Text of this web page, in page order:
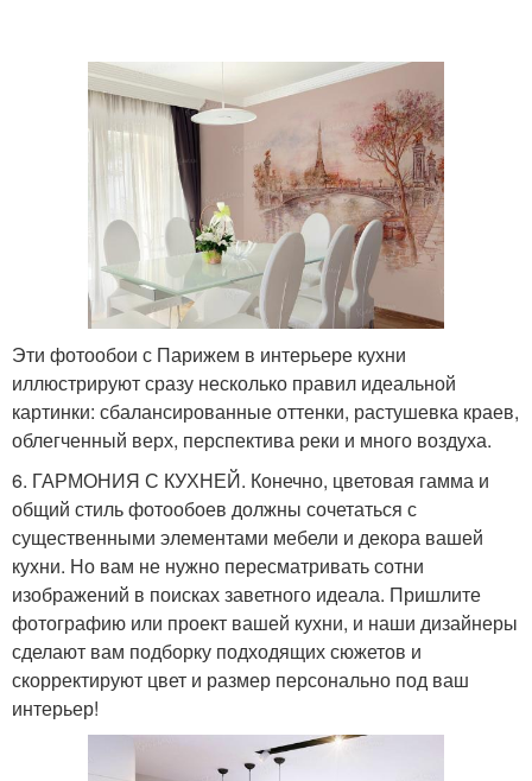
Эти фотообои с Парижем в интерьере кухни
иллюстрируют сразу несколько правил идеальной
картинки: сбалансированные оттенки, растушевка краев,
облегченный верх, перспектива реки и много воздуха.
6. ГАРМОНИЯ С КУХНЕЙ. Конечно, цветовая гамма и
общий стиль фотообоев должны сочетаться с
существенными элементами мебели и декора вашей
кухни. Но вам не нужно пересматривать сотни
изображений в поисках заветного идеала. Пришлите
фотографию или проект вашей кухни, и наши дизайнеры
сделают вам подборку подходящих сюжетов и
скорректируют цвет и размер персонально под ваш
интерьер!